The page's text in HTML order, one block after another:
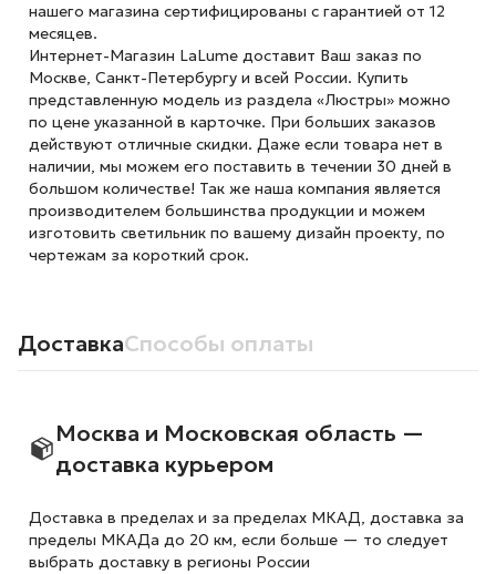
нашего магазина сертифицированы с гарантией от 12
месяцев.
Интернет-Магазин LaLume доставит Ваш заказ по
Москве, Санкт-Петербургу и всей России. Купить
представленную модель из раздела «Люстры» можно
по цене указанной в карточке. При больших заказов
действуют отличные скидки. Даже если товара нет в
наличии, мы можем его поставить в течении 30 дней в
большом количестве! Так же наша компания является
производителем большинства продукции и можем
изготовить светильник по вашему дизайн проекту, по
чертежам за короткий срок.
ДоставкаСпособы оплаты
Москва и Московская область —
доставка курьером
Доставка в пределах и за пределах МКАД, доставка за
пределы МКАДа до 20 км, если больше — то следует
выбрать доставку в регионы России